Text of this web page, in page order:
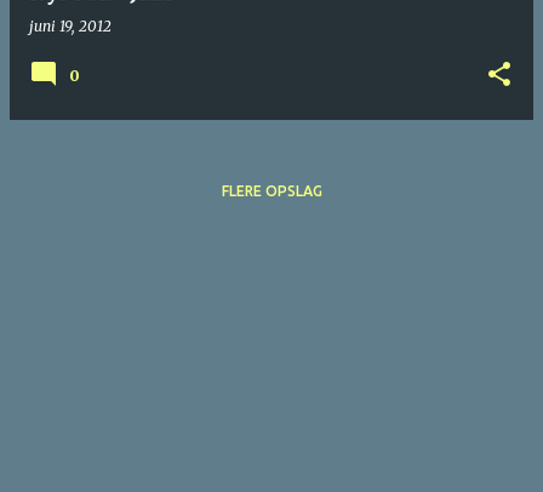
juni 19, 2012
0
FLERE OPSLAG